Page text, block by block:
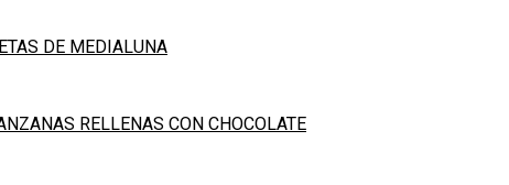
DE MEDIALUNA
RELLENAS CON CHOCOLATE